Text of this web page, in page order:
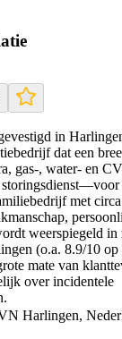
in
dat een
gas-, water- en
met
weerspiegeld in
(o.a. 8.9/10
mate van
over incidentele
Harlingen,